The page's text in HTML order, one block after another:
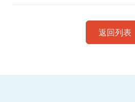
返回列表